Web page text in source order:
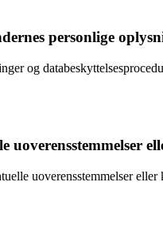
personlige
og
uoverensstemmelser